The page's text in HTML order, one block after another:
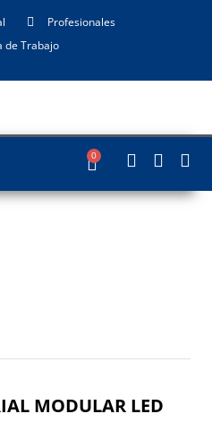
Profesionales
de Trabajo
0
MODULAR LED